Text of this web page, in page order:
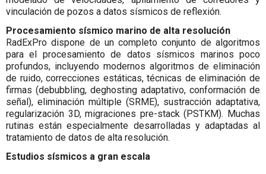
vinculación de pozos a datos sísmicos de reflexión.
Procesamiento sísmico marino de alta resolución
RadExPro dispone de un completo conjunto de algoritmos
para el procesamiento de datos sísmicos marinos poco
profundos, incluyendo modernos algoritmos de eliminación
de ruido, correcciones estáticas, técnicas de eliminación de
firmas (debubbling, deghosting adaptativo, conformación de
señal), eliminación múltiple (SRME), sustracción adaptativa,
regularización 3D, migraciones pre-stack (PSTKM). Muchas
rutinas están especialmente desarrolladas y adaptadas al
tratamiento de datos de alta resolución.
Estudios sísmicos a gran escala